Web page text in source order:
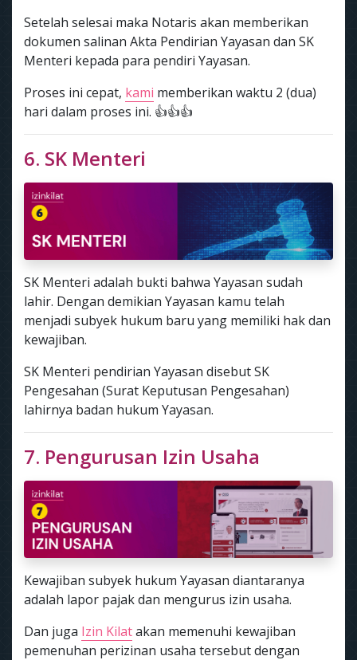
Setelah selesai maka Notaris akan memberikan
dokumen salinan Akta Pendirian Yayasan dan SK
Menteri kepada para pendiri Yayasan.
Proses ini cepat, kami memberikan waktu 2 (dua)
hari dalam proses ini. 👍👍👍
6. SK Menteri
SK Menteri adalah bukti bahwa Yayasan sudah
lahir. Dengan demikian Yayasan kamu telah
menjadi subyek hukum baru yang memiliki hak dan
kewajiban.
SK Menteri pendirian Yayasan disebut SK
Pengesahan (Surat Keputusan Pengesahan)
lahirnya badan hukum Yayasan.
7. Pengurusan Izin Usaha
Kewajiban subyek hukum Yayasan diantaranya
adalah lapor pajak dan mengurus izin usaha.
Dan juga Izin Kilatakan memenuhi kewajiban
pemenuhan perizinan usaha tersebut dengan